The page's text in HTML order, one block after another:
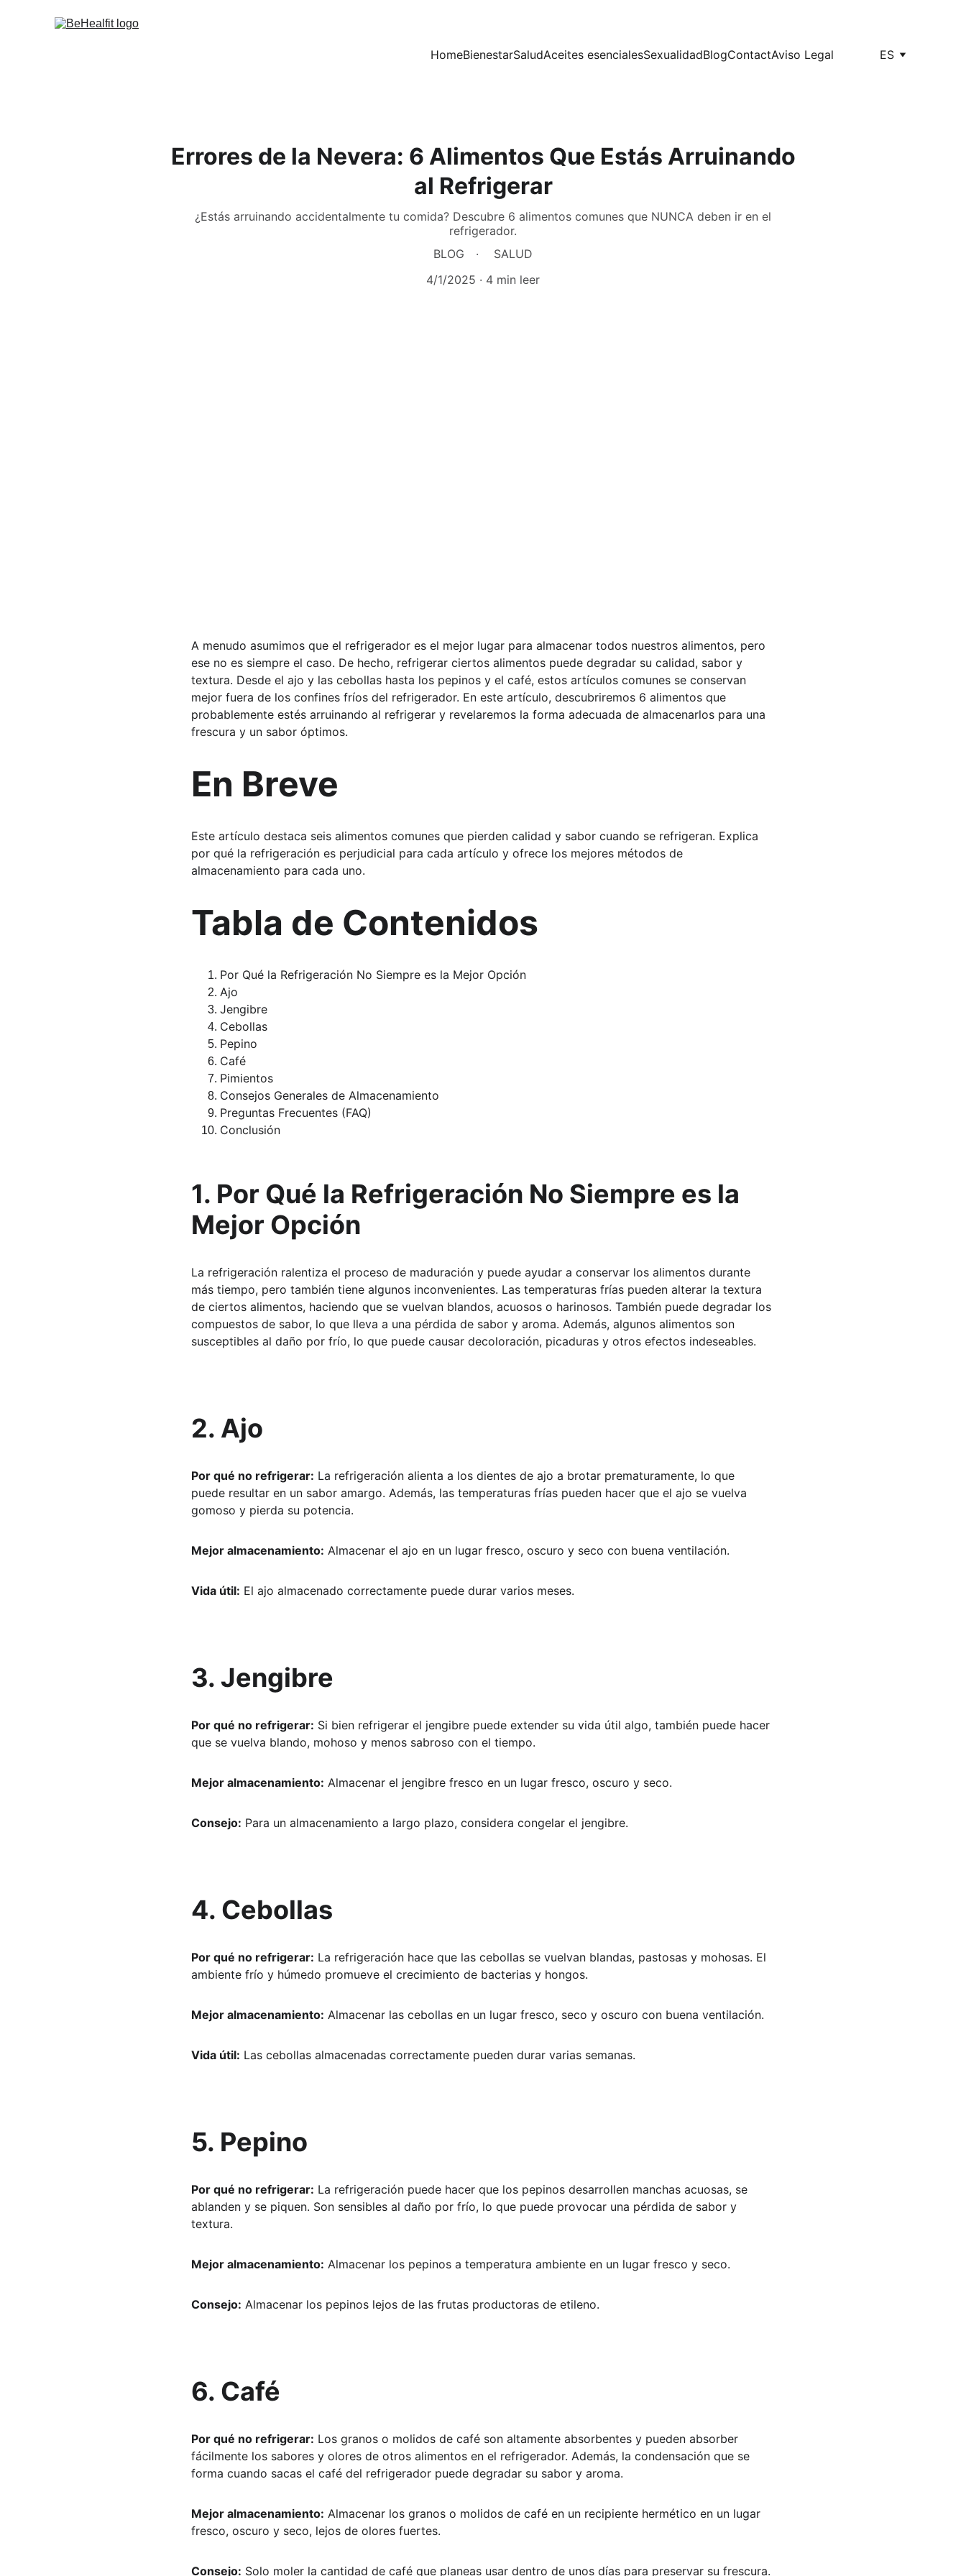
HomeBienestarSaludAceites esencialesSexualidadBlogContactAviso Legal ES
Errores de la Nevera: 6 Alimentos Que Estás Arruinando
al Refrigerar
¿Estás arruinando accidentalmente tu comida? Descubre 6 alimentos comunes que NUNCA deben ir en el
refrigerador.
BLOG
SALUD
4/1/2025
4 min leer
A menudo asumimos que el refrigerador es el mejor lugar para almacenar todos nuestros alimentos, pero
ese no es siempre el caso. De hecho, refrigerar ciertos alimentos puede degradar su calidad, sabor y
textura. Desde el ajo y las cebollas hasta los pepinos y el café, estos artículos comunes se conservan
mejor fuera de los confines fríos del refrigerador. En este artículo, descubriremos 6 alimentos que
probablemente estés arruinando al refrigerar y revelaremos la forma adecuada de almacenarlos para una
frescura y un sabor óptimos.
En Breve
Este artículo destaca seis alimentos comunes que pierden calidad y sabor cuando se refrigeran. Explica
por qué la refrigeración es perjudicial para cada artículo y ofrece los mejores métodos de
almacenamiento para cada uno.
Tabla de Contenidos
Por Qué la Refrigeración No Siempre es la Mejor Opción
Ajo
Jengibre
Cebollas
Pepino
Café
Pimientos
Consejos Generales de Almacenamiento
Preguntas Frecuentes (FAQ)
Conclusión
1. Por Qué la Refrigeración No Siempre es la
Mejor Opción
La refrigeración ralentiza el proceso de maduración y puede ayudar a conservar los alimentos durante
más tiempo, pero también tiene algunos inconvenientes. Las temperaturas frías pueden alterar la textura
de ciertos alimentos, haciendo que se vuelvan blandos, acuosos o harinosos. También puede degradar los
compuestos de sabor, lo que lleva a una pérdida de sabor y aroma. Además, algunos alimentos son
susceptibles al daño por frío, lo que puede causar decoloración, picaduras y otros efectos indeseables.
2. Ajo
Por qué no refrigerar: La refrigeración alienta a los dientes de ajo a brotar prematuramente, lo que
puede resultar en un sabor amargo. Además, las temperaturas frías pueden hacer que el ajo se vuelva
gomoso y pierda su potencia.
Mejor almacenamiento: Almacenar el ajo en un lugar fresco, oscuro y seco con buena ventilación.
Vida útil: El ajo almacenado correctamente puede durar varios meses.
3. Jengibre
Por qué no refrigerar: Si bien refrigerar el jengibre puede extender su vida útil algo, también puede hacer
que se vuelva blando, mohoso y menos sabroso con el tiempo.
Mejor almacenamiento: Almacenar el jengibre fresco en un lugar fresco, oscuro y seco.
Consejo: Para un almacenamiento a largo plazo, considera congelar el jengibre.
4. Cebollas
Por qué no refrigerar: La refrigeración hace que las cebollas se vuelvan blandas, pastosas y mohosas. El
ambiente frío y húmedo promueve el crecimiento de bacterias y hongos.
Mejor almacenamiento: Almacenar las cebollas en un lugar fresco, seco y oscuro con buena ventilación.
Vida útil: Las cebollas almacenadas correctamente pueden durar varias semanas.
5. Pepino
Por qué no refrigerar: La refrigeración puede hacer que los pepinos desarrollen manchas acuosas, se
ablanden y se piquen. Son sensibles al daño por frío, lo que puede provocar una pérdida de sabor y
textura.
Mejor almacenamiento: Almacenar los pepinos a temperatura ambiente en un lugar fresco y seco.
Consejo: Almacenar los pepinos lejos de las frutas productoras de etileno.
6. Café
Por qué no refrigerar: Los granos o molidos de café son altamente absorbentes y pueden absorber
fácilmente los sabores y olores de otros alimentos en el refrigerador. Además, la condensación que se
forma cuando sacas el café del refrigerador puede degradar su sabor y aroma.
Mejor almacenamiento: Almacenar los granos o molidos de café en un recipiente hermético en un lugar
fresco, oscuro y seco, lejos de olores fuertes.
Consejo: Solo moler la cantidad de café que planeas usar dentro de unos días para preservar su frescura.